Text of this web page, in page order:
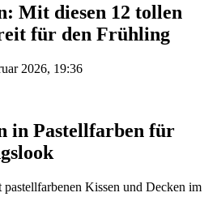
Mit diesen 12 tollen
für den Frühling
2026, 19:36
in Pastellfarben für